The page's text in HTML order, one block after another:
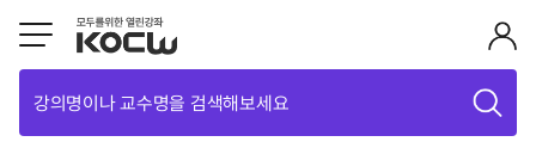
강의명이나 교수명을 검색해보세요